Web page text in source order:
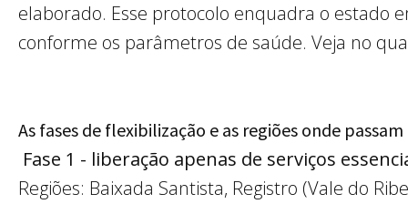
elaborado. Esse protocolo enquadra o estado
conforme os parâmetros de saúde. Veja no
As fases de flexibilização e as regiões onde
Fase 1 - liberação apenas de serviços
Regiões: Baixada Santista, Registro (Vale do